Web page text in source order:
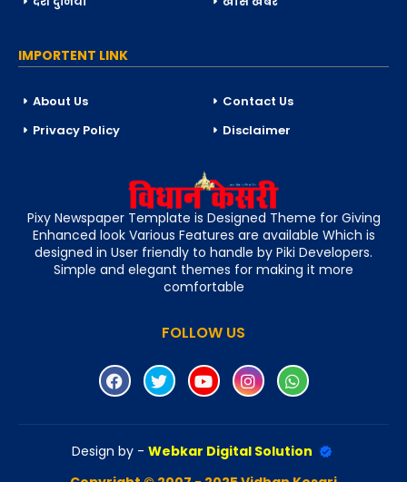
IMPORTENT LINK
About Us
Contact Us
Privacy Policy
Disclaimer
Pixy Newspaper Template is Designed Theme for Giving
Enhanced look Various Features are available Which is
designed in User friendly to handle by Piki Developers.
Simple and elegant themes for making it more
comfortable
FOLLOW US
Design by - Webkar Digital Solution